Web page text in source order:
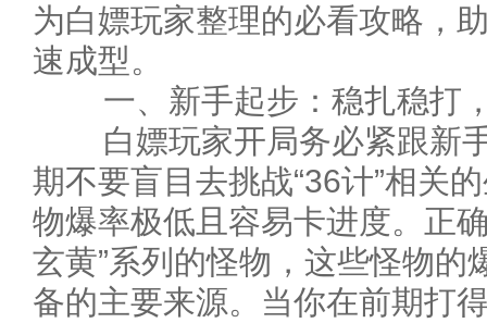
为白嫖玩家整理的必看攻略，
速成型。
一、新手起步：稳扎稳打
白嫖玩家开局务必紧跟新
期不要盲目去挑战“36计”相关
物爆率极低且容易卡进度。正
玄黄”系列的怪物，这些怪物的
备的主要来源。当你在前期打